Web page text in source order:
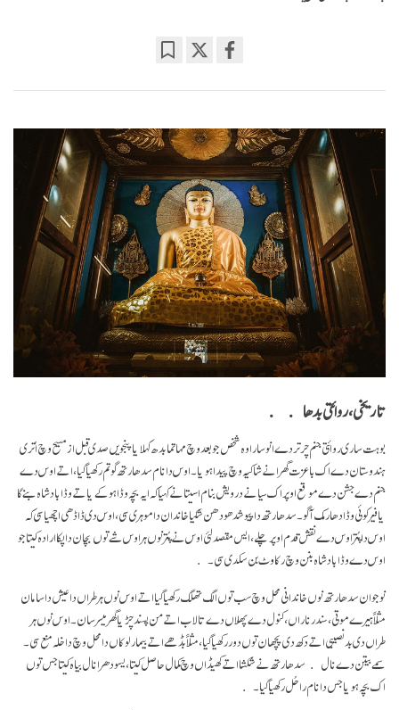
on
تاریخی، روائتی بدھا
بوہت ساری روائتی جنم چرتر دے انوسار اوہ شخص جو بعد وچ مہاتما بدھ کہلایا پنجویں صدی قبل از مسیح وچ اُتری
ہندوستان دے اک با عزت گھرانے شاکیہ وچ پیدا ہویا۔ اوس دا نام سدھارتھ گوتم رکھیا گیا، اتے اوس دے
جنم دے جشن دے موقع اوپر اک سیانے درویش بنام اسیتا نے کہیا کہ ایہ بچہ وڈا ہو کے یا تے وڈا بادشاہ بنے گا
یا فیر کوئی وڈا دھارمک آگو۔ سدھارتھ دا پیو شدھو دھن شکیا خاندان دا موہری سی، اوس دی ڈاڈھی اچھیا سی کہ
اوس دا پُتر اوس دے نقش قدم اوپر چلے، ایس مقصد لئی اوس نے پُتر نوں ہر اوس شے توں بچان دا پکا ارادہ کیتا جو
اوس دے وڈا بادشاہ بنن وچ رکاوٹ بن سکدی سی۔
نوجوان سدھارتھ نوں خاندانی محل وچ سب توں الگ تھلگ رکھیا گیا اتے اوس نوں ہر طراں دا عیش دا سامان
مثلاً ہیرے موتی، سندر ناراں، کنول دے پھلاں دے تالاب اتے من پسند چڑیا گھر میسر سان۔ اوس نوں ہر
طراں دی بد نصیبی اتے دکھ دی پچھان توں دور رکھیا گیا، مثلاً بڈھے اتے بیمار لوکاں دا محل وچ داخلہ منع سی۔
سمے بیتن دے نال سدھارتھ نے شکشا اتے کھیڈاں وچ کمال حاصل کیتا، یسودھرا نال بیاہ کیتا جس توں
اک بچہ ہویا جس دا نام راحُل رکھیا گیا۔